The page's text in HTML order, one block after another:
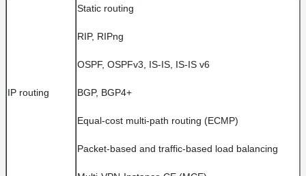
IP routing
Static routing
RIP, RIPng
OSPF, OSPFv3, IS-IS, IS-IS v6
BGP, BGP4+
Equal-cost multi-path routing (ECMP)
Packet-based and traffic-based load balancing